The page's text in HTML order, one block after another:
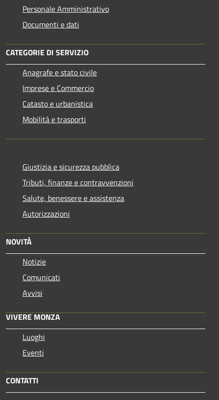
Personale Amministrativo
Documenti e dati
CATEGORIE DI SERVIZIO
Anagrafe e stato civile
Imprese e Commercio
Catasto e urbanistica
Mobilità e trasporti
Giustizia e sicurezza pubblica
Tributi, finanze e contravvenzioni
Salute, benessere e assistenza
Autorizzazioni
NOVITÀ
Notizie
Comunicati
Avvisi
VIVERE MONZA
Luoghi
Eventi
CONTATTI